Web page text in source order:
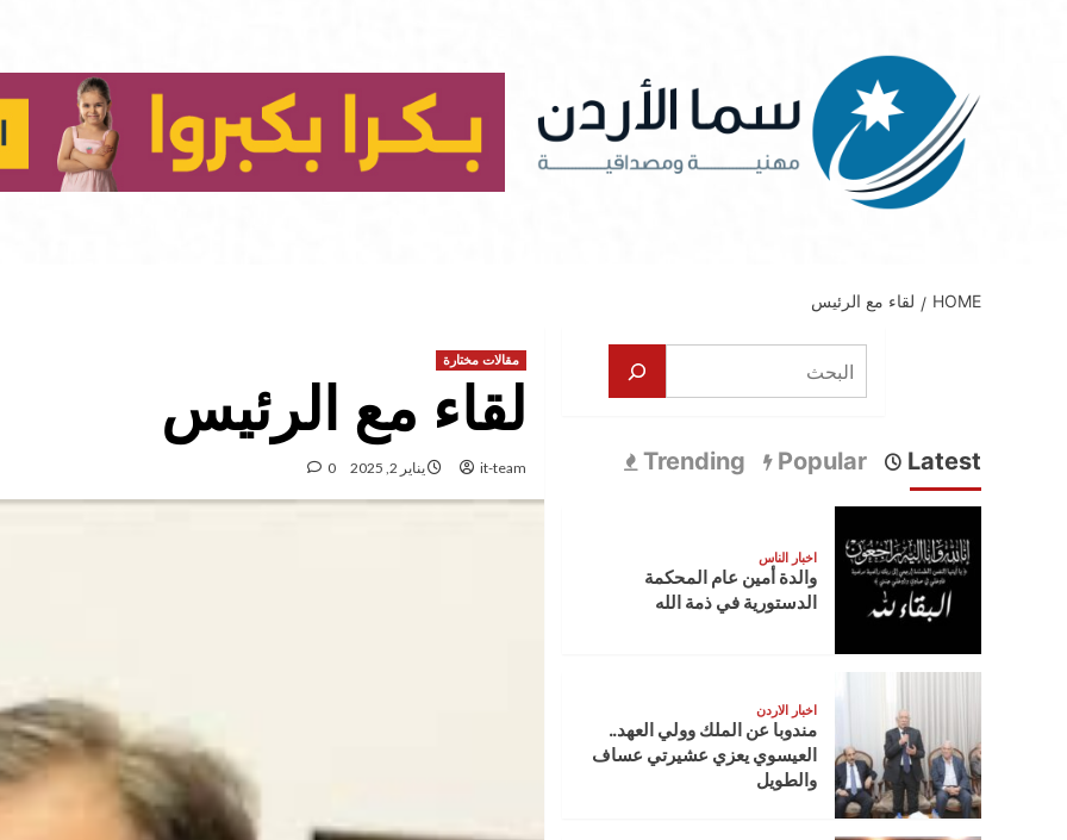
HOME لقاء مع الرئيس
مقالات مختارة
لقاء مع الرئيس
it-team يناير 2, 2025 0
البحث
Latest
Popular
Trending
اخبار الناس
والدة أمين عام المحكمة
الدستورية في ذمة الله
اخبار الاردن
مندوبا عن الملك وولي العهد..
العيسوي يعزي عشيرتي عساف
والطويل